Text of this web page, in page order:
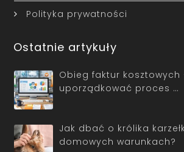
Polityka prywatności
Ostatnie artykuły
Obieg faktur kosztowych
uporządkować proces …
Jak dbać o królika
domowych warunkach?